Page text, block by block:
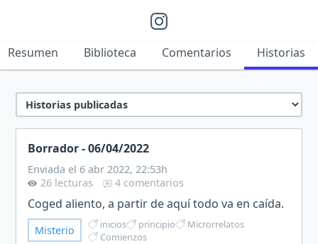
Resumen Biblioteca Comentarios Historias
Borrador - 06/04/2022
Enviada el 6 abr 2022, 22:53h
26 lecturas
4 comentarios
Coged aliento, a partir de aquí todo va en caída.
Misterio inicios principio
Microrrelatos
Comienzos